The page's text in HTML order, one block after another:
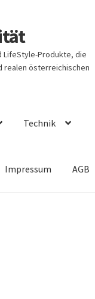
Produkte, die
realen österreichischen
Technik
Impressum AGB